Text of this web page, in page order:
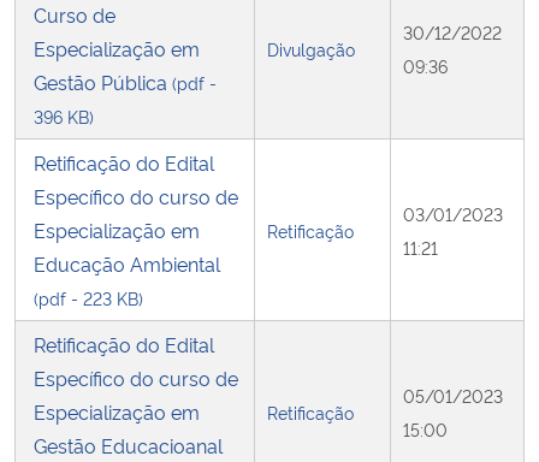
Curso de
Especialização em
Gestão Pública (pdf -
396 KB)
Divulgação
30/12/2022
09:36
Retificação do Edital
Específico do curso de
Especialização em
Educação Ambiental
(pdf - 223 KB)
Retificação
03/01/2023
11:21
Retificação do Edital
Específico do curso de
Especialização em
Gestão Educacioanal
Retificação
05/01/2023
15:00